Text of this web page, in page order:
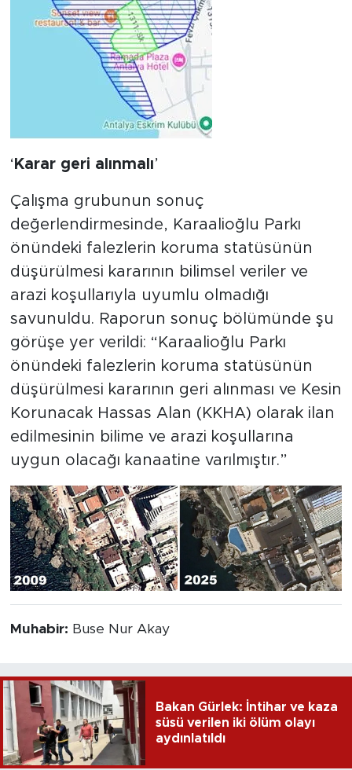
‘ Karar geri alınmalı’
Çalışma grubunun sonuç
değerlendirmesinde, Karaalioğlu Parkı
önündeki falezlerin koruma statüsünün
düşürülmesi kararının bilimsel veriler ve
arazi koşullarıyla uyumlu olmadığı
savunuldu. Raporun sonuç bölümünde şu
görüşe yer verildi: “Karaalioğlu Parkı
önündeki falezlerin koruma statüsünün
düşürülmesi kararının geri alınması ve Kesin
Korunacak Hassas Alan (KKHA) olarak ilan
edilmesinin bilime ve arazi koşullarına
uygun olacağı kanaatine varılmıştır.”
Muhabir: Buse Nur Akay
Bakan Gürlek: İntihar ve kaza
süsü verilen iki ölüm olayı
aydınlatıldı